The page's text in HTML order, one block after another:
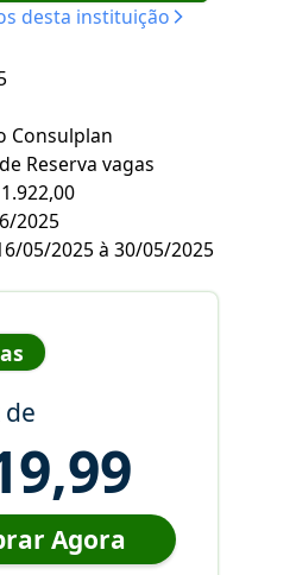
desta instituição
Consulplan
Reserva vagas
2025
05/2025 à 30/05/2025
de
Agora